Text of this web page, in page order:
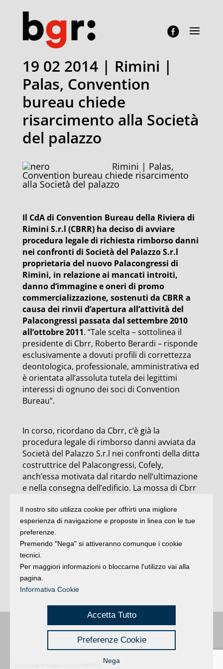
19 02 2014 | Rimini |
Palas, Convention
bureau chiede
risarcimento alla Società
del palazzo
Rimini | Palas,
Convention bureau chiede risarcimento
alla Società del palazzo
Il CdA di Convention Bureau della Riviera di
Rimini S.r.l (CBRR) ha deciso di avviare
procedura legale di richiesta rimborso danni
nei confronti di Società del Palazzo S.r.l
proprietaria del nuovo Palacongressi di
Rimini, in relazione ai mancati introiti,
danno d’immagine e oneri di promo
commercializzazione, sostenuti da CBRR a
causa dei rinvii d’apertura all’attività del
Palacongressi passata dal settembre 2010
all’ottobre 2011. “Tale scelta – sottolinea il
presidente di Cbrr, Roberto Berardi – risponde
esclusivamente a dovuti profili di correttezza
deontologica, professionale, amministrativa ed
è orientata all’assoluta tutela dei legittimi
interessi di ognuno dei soci di Convention
Bureau”.
In corso, ricordano da Cbrr, c’è già la
procedura legale di rimborso danni avviata da
Società del Palazzo S.r.l nei confronti della ditta
costruttrice del Palacongressi, Cofely,
anch’essa motivata dal ritardo nell’ultimazione
e nella consegna dell’edificio. La mossa di Cbrr
stessa Società del palazzo ha subito dei danni.
“Tale ritardo ha, infatti, causato a società
proprietaria e a quella di gestione del nuovo
Palacongressi evidenti e rilevanti danni
economici, che saranno compiutamente
quantificati e definiti all’interno delle procedure
legali in corso”, spiegano da Convention
bureau.
Buongiorno:Riminié una testata registrata presso il Tribunale di Rimini
registrazione n. 2 /28/02/2012| © 2024 buongiornoRimini
Privacy | Credits
Il nostro sito utilizza cookie per offrirti una migliore
esperienza di navigazione e proposte in linea con le tue
preferenze.
Premendo "Nega" si attiveranno comunque i cookie
tecnici.
Per maggiori informazioni o bloccarne l'utilizzo vai alla
pagina.
Informativa Cookie
Accetta Tutto
Preferenze Cookie
Nega